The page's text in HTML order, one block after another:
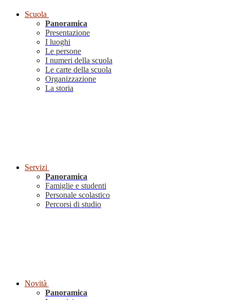
Scuola
Panoramica
Presentazione
I luoghi
Le persone
I numeri della scuola
Le carte della scuola
Organizzazione
La storia
Servizi
Panoramica
Famiglie e studenti
Personale scolastico
Percorsi di studio
Novità
Panoramica